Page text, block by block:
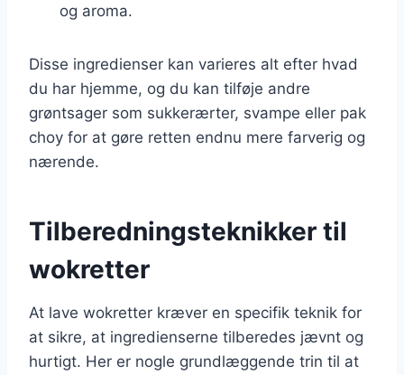
og aroma.
Disse ingredienser kan varieres alt efter hvad
du har hjemme, og du kan tilføje andre
grøntsager som sukkerærter, svampe eller pak
choy for at gøre retten endnu mere farverig og
nærende.
Tilberedningsteknikker til
wokretter
At lave wokretter kræver en specifik teknik for
at sikre, at ingredienserne tilberedes jævnt og
hurtigt. Her er nogle grundlæggende trin til at